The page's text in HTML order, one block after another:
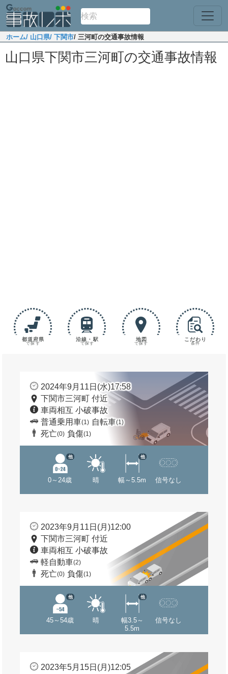
ホーム/ 山口県/ 下関市/ 三河町の交通事故情報
山口県下関市三河町の交通事故情報
都道府県
で探す
沿線・駅
で探す
地図
で探す
こだわり
条件
2024年9月11日(水)17:58
下関市三河町 付近
車両相互 小破事故
普通乗用車(1) 自転車(1)
死亡(0) 負傷(1)
0～24歳
他
晴 幅～5.5m
他
信号なし
2023年9月11日(月)12:00
下関市三河町 付近
車両相互 小破事故
軽自動車(2)
死亡(0) 負傷(1)
45～54歳
他
晴
幅3.5～
5.5m
他
信号なし
2023年5月15日(月)12:05